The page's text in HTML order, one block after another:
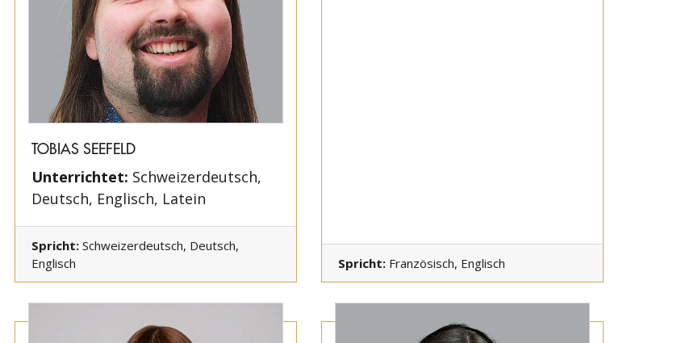
TOBIAS SEEFELD
Unterrichtet: Schweizerdeutsch,
Deutsch, Englisch, Latein
Spricht: Schweizerdeutsch, Deutsch,
Englisch
Spricht: Französisch, Englisch